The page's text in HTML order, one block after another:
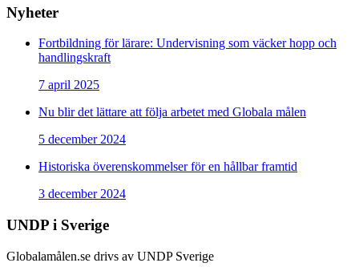
Nyheter
Fortbildning för lärare: Undervisning som väcker hopp och
handlingskraft
7 april 2025
Nu blir det lättare att följa arbetet med Globala målen
5 december 2024
Historiska överenskommelser för en hållbar framtid
3 december 2024
UNDP i Sverige
Globalamålen.se drivs av UNDP Sverige